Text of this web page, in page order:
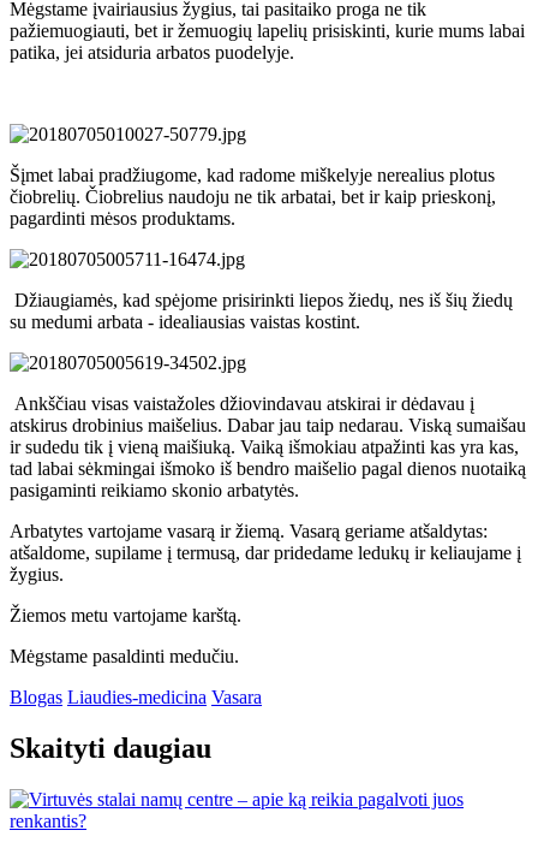
Mėgstame įvairiausius žygius, tai pasitaiko proga ne tik
pažiemuogiauti, bet ir žemuogių lapelių prisiskinti, kurie mums labai
patika, jei atsiduria arbatos puodelyje.
Šįmet labai pradžiugome, kad radome miškelyje nerealius plotus
čiobrelių. Čiobrelius naudoju ne tik arbatai, bet ir kaip prieskonį,
pagardinti mėsos produktams.
Džiaugiamės, kad spėjome prisirinkti liepos žiedų, nes iš šių žiedų
su medumi arbata - idealiausias vaistas kostint.
Ankščiau visas vaistažoles džiovindavau atskirai ir dėdavau į
atskirus drobinius maišelius. Dabar jau taip nedarau. Viską sumaišau
ir sudedu tik į vieną maišiuką. Vaiką išmokiau atpažinti kas yra kas,
tad labai sėkmingai išmoko iš bendro maišelio pagal dienos nuotaiką
pasigaminti reikiamo skonio arbatytės.
Arbatytes vartojame vasarą ir žiemą. Vasarą geriame atšaldytas:
atšaldome, supilame į termusą, dar pridedame ledukų ir keliaujame į
žygius.
Žiemos metu vartojame karštą.
Mėgstame pasaldinti medučiu.
Blogas Liaudies-medicina Vasara
Skaityti daugiau